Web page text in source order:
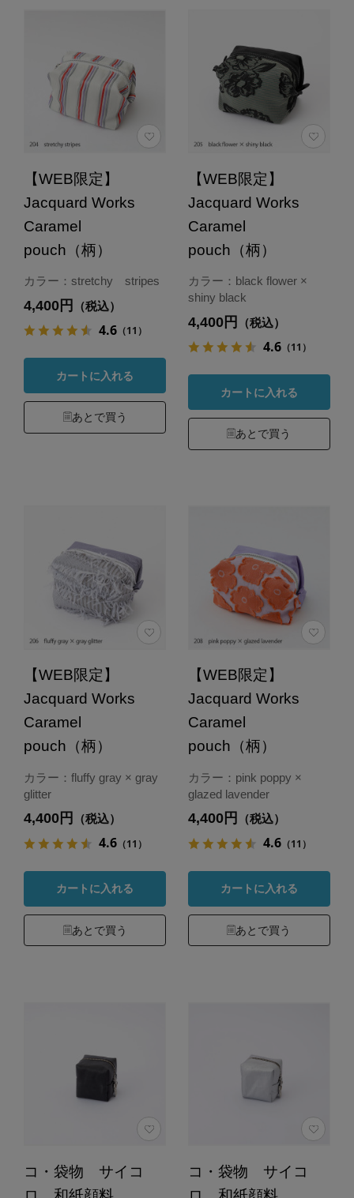
【WEB限定】
Jacquard Works
Caramel
pouch（柄）
カラー：stretchy stripes
4,400円 （税込）
4.6（11）
カートに入れる
あとで買う
【WEB限定】
Jacquard Works
Caramel
pouch（柄）
カラー：black flower ×
shiny black
4,400円 （税込）
4.6（11）
カートに入れる
あとで買う
【WEB限定】
Jacquard Works
Caramel
pouch（柄）
カラー：fluffy gray × gray
glitter
4,400円 （税込）
4.6（11）
カートに入れる
あとで買う
【WEB限定】
Jacquard Works
Caramel
pouch（柄）
カラー：pink poppy ×
glazed lavender
4,400円 （税込）
4.6（11）
カートに入れる
あとで買う
コ・袋物 サイコ
コ・袋物 サイコ